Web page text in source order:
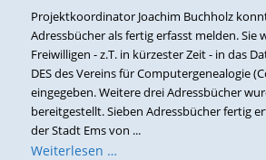
Projektkoordinator Joachim Buchholz
Adressbücher als fertig erfasst melden. Sie
Freiwilligen - z.T. in kürzester Zeit - in das
DES des Vereins für Computergenealogie
eingegeben. Weitere drei Adressbücher
bereitgestellt. Sieben Adressbücher fertig
der Stadt Ems von ...
Weiterlesen …